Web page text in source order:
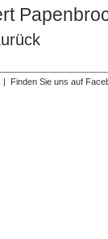
| Finden Sie uns auf